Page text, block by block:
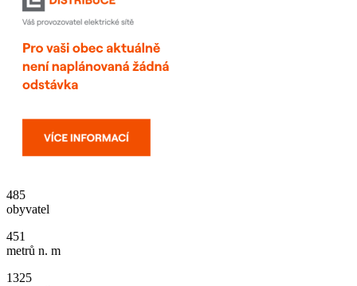
485
obyvatel
451
metrů n. m
1325